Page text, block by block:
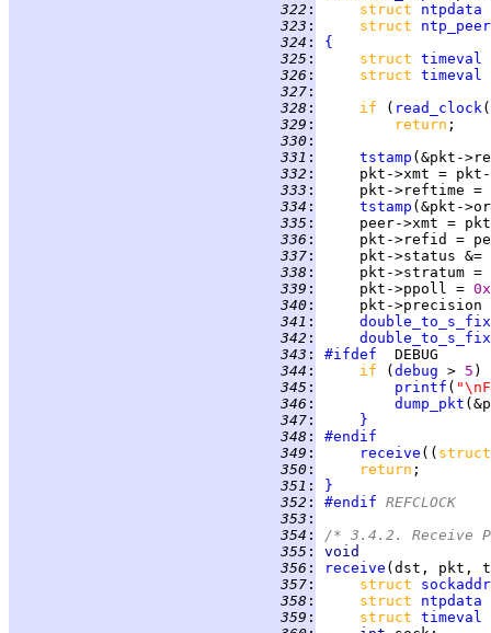
322 : struct ntpdata
323 : struct ntp_peer
324 :
{
325 : struct timeval
326 : struct timeval
327 :
328 : if ( read_clock
329 : return
330 :
331 :
tstamp
332 :
333 :
334 :
tstamp
335 :
336 :
337 :
pkt->status &=
338 :
339 :
     pkt->ppoll =
340 :
341 :
342 :
343 : #ifdef
344 : if ( debug > 5 )
345 : printf (
346 : dump_pkt
347 :
}
348 :
#endif
349 : receive ((
350 : return
351 :
}
352 : #endif REFCLOCK
353 :
354 :
/* 3.4.2. Receive
355 :
void
356 :
receive
357 : struct
358 : struct ntpdata
359 : struct timeval